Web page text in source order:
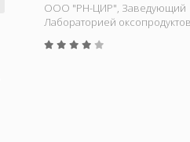
ООО "РН-ЦИР", Заведующий
Лабораторией оксопродуктов